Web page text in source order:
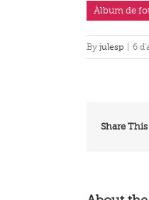
Àlbum de
By julesp | 6
Share